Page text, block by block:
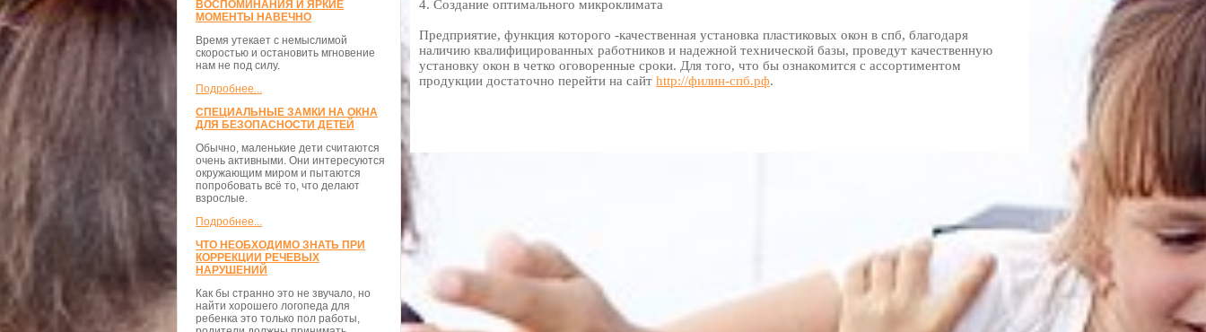
ВОСПОМИНАНИЯ И ЯРКИЕ
МОМЕНТЫ НАВЕЧНО
Время утекает с немыслимой
скоростью и остановить мгновение
нам не под силу.
Подробнее...
СПЕЦИАЛЬНЫЕ ЗАМКИ НА ОКНА
ДЛЯ БЕЗОПАСНОСТИ ДЕТЕЙ
Обычно, маленькие дети считаются
очень активными. Они интересуются
окружающим миром и пытаются
попробовать всё то, что делают
взрослые.
Подробнее...
ЧТО НЕОБХОДИМО ЗНАТЬ ПРИ
КОРРЕКЦИИ РЕЧЕВЫХ
НАРУШЕНИЙ
Как бы странно это не звучало, но
найти хорошего логопеда для
ребенка это только пол работы,
4. Создание оптимального микроклимата
Предприятие, функция которого -качественная установка пластиковых окон в спб, благодаря
наличию квалифицированных работников и надежной технической базы, проведут качественную
установку окон в четко оговоренные сроки. Для того, что бы ознакомится с ассортиментом
продукции достаточно перейти на сайт http://филин-спб.рф.